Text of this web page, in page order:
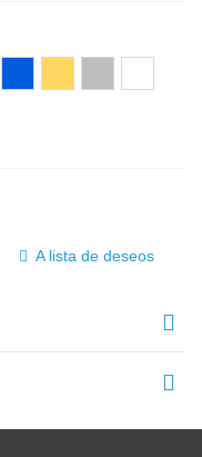
Royal
oscuro
A lista de deseos